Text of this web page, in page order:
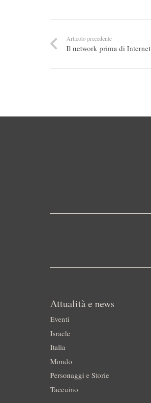
Articolo precedente
Il network prima di Internet
Attualità e news
Eventi
Israele
Italia
Mondo
Personaggi e Storie
Taccuino